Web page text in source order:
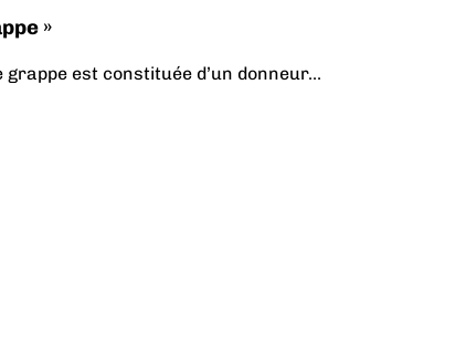
»
est constituée d’un donneur...